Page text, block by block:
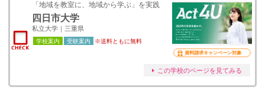
「地域を教室に、地域から学ぶ」を実践
四日市大学
私立大学｜三重県
学校案内 受験案内 ※送料ともに無料
資料請求キャンペーン対象
この学校のページを見てみる